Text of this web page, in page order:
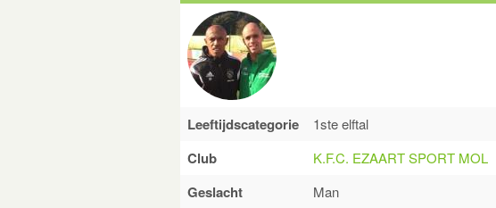
Leeftijdscategorie 1ste elftal
Club K.F.C. EZAART SPORT MOL
Geslacht Man